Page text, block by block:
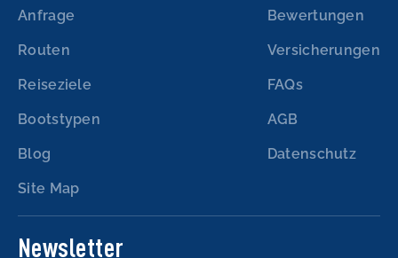
Anfrage
Routen
Reiseziele
Bootstypen
Blog
Site Map
Bewertungen
Versicherungen
FAQs
AGB
Datenschutz
Newsletter